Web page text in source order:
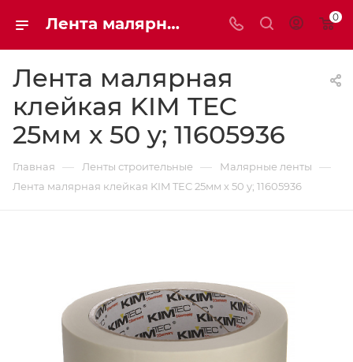
Лента малярная клейкая KIM TEC 25мм х 50 y 11605936 | Мaxim-stroy 0
Лента малярная
клейкая KIM TEC
25мм х 50 y; 11605936
Главная — Ленты строительные — Малярные ленты —
Лента малярная клейкая KIM TEC 25мм х 50 y; 11605936